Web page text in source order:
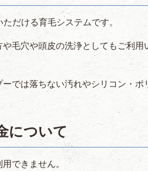
だける育毛システムです。
毛穴や頭皮の洗浄としてもご利用
では落ちない汚れやシリコン・ポ
について
できません。